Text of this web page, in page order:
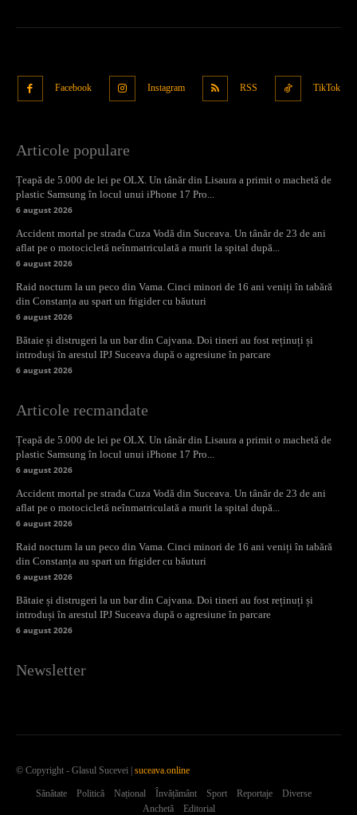
Facebook Instagram RSS TikTok
Articole populare
Țeapă de 5.000 de lei pe OLX. Un tânăr din Lisaura a primit o machetă de
plastic Samsung în locul unui iPhone 17 Pro...
6 august 2026
Accident mortal pe strada Cuza Vodă din Suceava. Un tânăr de 23 de ani
aflat pe o motocicletă neînmatriculată a murit la spital după...
6 august 2026
Raid nocturn la un peco din Vama. Cinci minori de 16 ani veniți în tabără
din Constanța au spart un frigider cu băuturi
6 august 2026
Bătaie și distrugeri la un bar din Cajvana. Doi tineri au fost reținuți și
introduși în arestul IPJ Suceava după o agresiune în parcare
6 august 2026
Articole recmandate
Țeapă de 5.000 de lei pe OLX. Un tânăr din Lisaura a primit o machetă de
plastic Samsung în locul unui iPhone 17 Pro...
6 august 2026
Accident mortal pe strada Cuza Vodă din Suceava. Un tânăr de 23 de ani
aflat pe o motocicletă neînmatriculată a murit la spital după...
6 august 2026
Raid nocturn la un peco din Vama. Cinci minori de 16 ani veniți în tabără
din Constanța au spart un frigider cu băuturi
6 august 2026
Bătaie și distrugeri la un bar din Cajvana. Doi tineri au fost reținuți și
introduși în arestul IPJ Suceava după o agresiune în parcare
6 august 2026
Newsletter
© Copyright - Glasul Sucevei | suceava.online
Sănătate Politică Național Învățământ Sport Reportaje
Diverse
Anchetă
Editorial